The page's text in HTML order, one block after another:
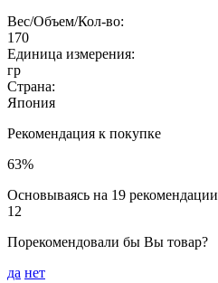
Вес/Объем/Кол-во:
170
Единица измерения:
гр
Страна:
Япония
Рекомендация к покупке
63%
Основываясь на 19 рекомендации
12
Порекомендовали бы Вы товар?
да нет